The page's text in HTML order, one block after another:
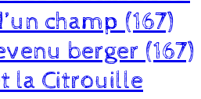
champ (167)
berger (167)
la Citrouille